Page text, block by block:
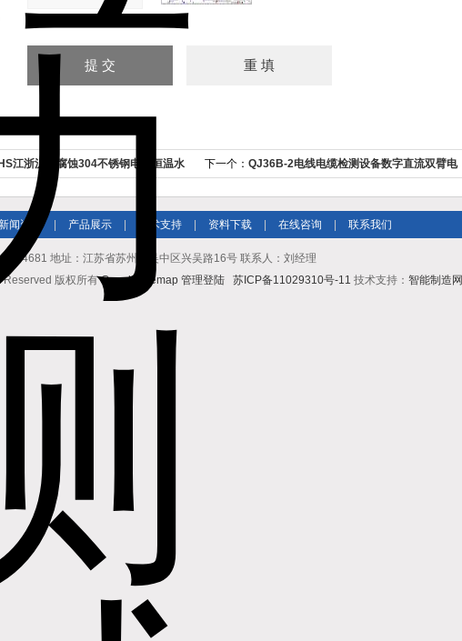
江浙沪耐腐蚀304不锈钢电热恒温水 下一个： QJ36B-2电线电缆检测设备数字直流双臂电
闻资讯 产品展示 技术支持 资料下载 在线咨询 联系我们
364681 地址：江苏省苏州市吴中区兴吴路16号 联系人：刘经理
Reserved 版权所有GoogleSitemap 管理登陆 苏ICP备11029310号-11 技术支持： 智能制造网